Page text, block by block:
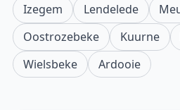
Izegem Lendelede
Oostrozebeke
Kuurne
Wielsbeke
Ardooie